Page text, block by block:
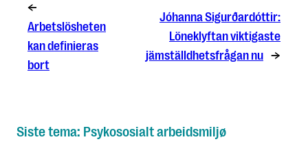
←
Arbetslösheten
kan definieras
bort
Jóhanna Sigurðardóttir:
Löneklyftan viktigaste
jämställdhetsfrågan nu →
Siste tema: Psykososialt arbeidsmiljø